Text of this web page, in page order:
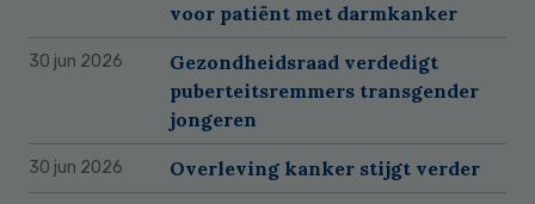
voor patiënt met darmkanker
30 jun 2026
Gezondheidsraad verdedigt
puberteitsremmers transgender
jongeren
30 jun 2026 Overleving kanker stijgt verder